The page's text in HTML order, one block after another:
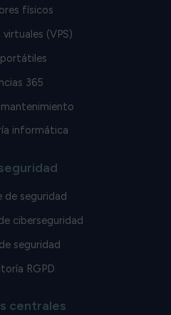
físicos
virtuales (VPS)
portátiles
365
informática
de seguridad
ciberseguridad
seguridad
RGPD
centrales